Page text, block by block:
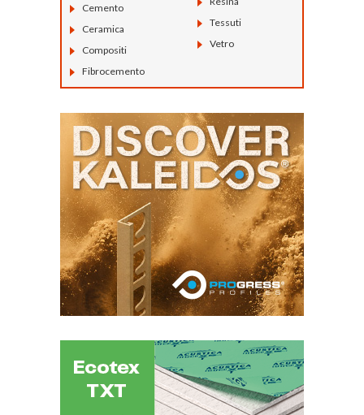
Cemento
Ceramica
Compositi
Fibrocemento
Tessuti
Vetro